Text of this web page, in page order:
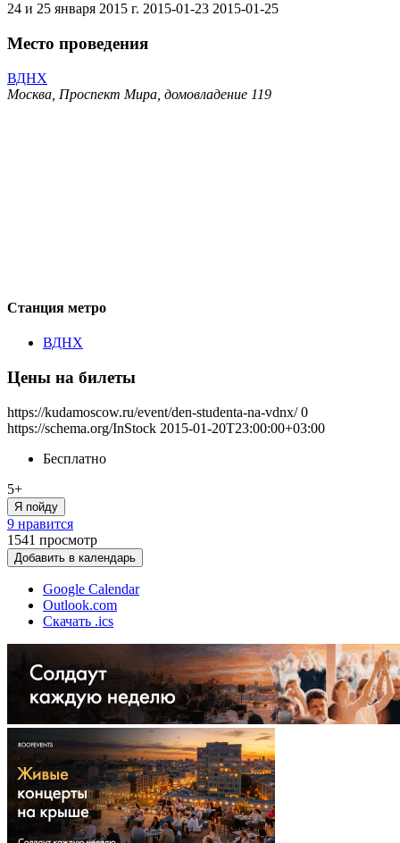
24 и 25 января 2015 г. 2015-01-23 2015-01-25
Место проведения
ВДНХ
Москва, Проспект Мира, домовладение 119
Станция метро
ВДНХ
Цены на билеты
https://kudamoscow.ru/event/den-studenta-na-vdnx/ 0
https://schema.org/InStock 2015-01-20T23:00:00+03:00
Бесплатно
5+
Я пойду
9 нравится
1541 просмотр
Добавить в календарь
Google Calendar
Outlook.com
Скачать .ics